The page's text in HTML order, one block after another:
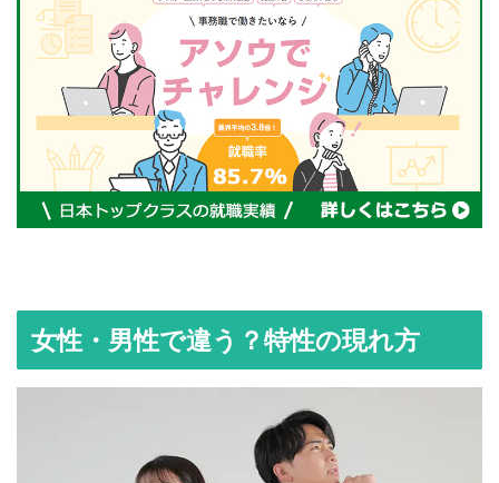
女性・男性で違う？特性の現れ方